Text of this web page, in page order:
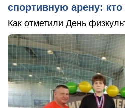
спортивную арену: кто
Как отметили День